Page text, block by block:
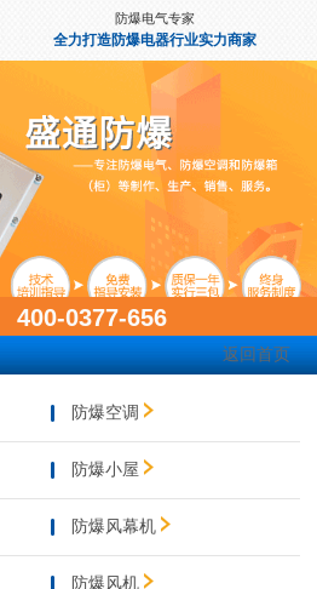
防爆电气专家
全力打造防爆电器行业实力商家
400-0377-656
返回首页
防爆空调
防爆小屋
防爆风幕机
防爆风机